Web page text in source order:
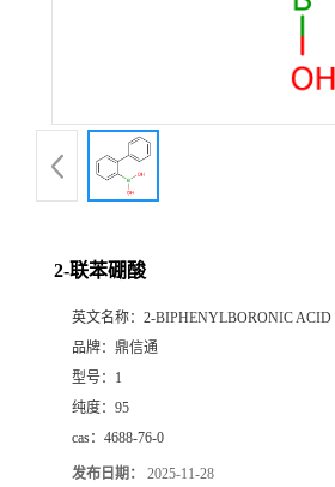
2-联苯硼酸
英文名称： 2-BIPHENYLBORONIC ACID
品牌： 鼎信通
型号： 1
纯度： 95
cas： 4688-76-0
发布日期： 2025-11-28